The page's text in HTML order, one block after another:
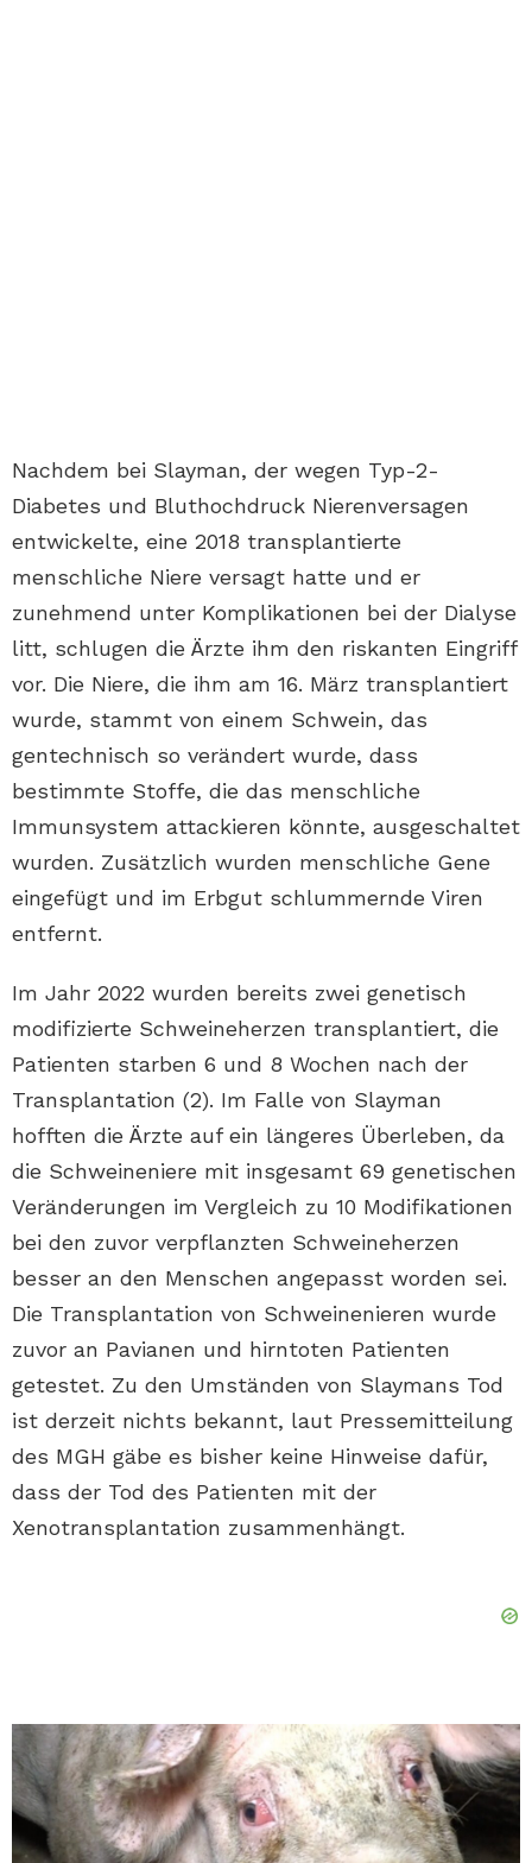
Nachdem bei Slayman, der wegen Typ-2-
Diabetes und Bluthochdruck Nierenversagen
entwickelte, eine 2018 transplantierte
menschliche Niere versagt hatte und er
zunehmend unter Komplikationen bei der Dialyse
litt, schlugen die Ärzte ihm den riskanten Eingriff
vor. Die Niere, die ihm am 16. März transplantiert
wurde, stammt von einem Schwein, das
gentechnisch so verändert wurde, dass
bestimmte Stoffe, die das menschliche
Immunsystem attackieren könnte, ausgeschaltet
wurden. Zusätzlich wurden menschliche Gene
eingefügt und im Erbgut schlummernde Viren
entfernt.
Im Jahr 2022 wurden bereits zwei genetisch
modifizierte Schweineherzen transplantiert, die
Patienten starben 6 und 8 Wochen nach der
Transplantation (2). Im Falle von Slayman
hofften die Ärzte auf ein längeres Überleben, da
die Schweineniere mit insgesamt 69 genetischen
Veränderungen im Vergleich zu 10 Modifikationen
bei den zuvor verpflanzten Schweineherzen
besser an den Menschen angepasst worden sei.
Die Transplantation von Schweinenieren wurde
zuvor an Pavianen und hirntoten Patienten
getestet. Zu den Umständen von Slaymans Tod
ist derzeit nichts bekannt, laut Pressemitteilung
des MGH gäbe es bisher keine Hinweise dafür,
dass der Tod des Patienten mit der
Xenotransplantation zusammenhängt.